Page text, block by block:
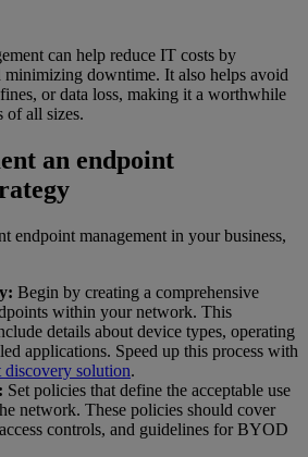
can help reduce IT costs by
minimizing downtime. It also helps avoid
or data loss, making it a worthwhile
of all sizes.
an endpoint
endpoint management in your business,
Begin by creating a comprehensive
within your network. This
details about device types, operating
applications. Speed up this process with
discovery solution.
Set policies that define the acceptable use
network. These policies should cover
controls, and guidelines for BYOD